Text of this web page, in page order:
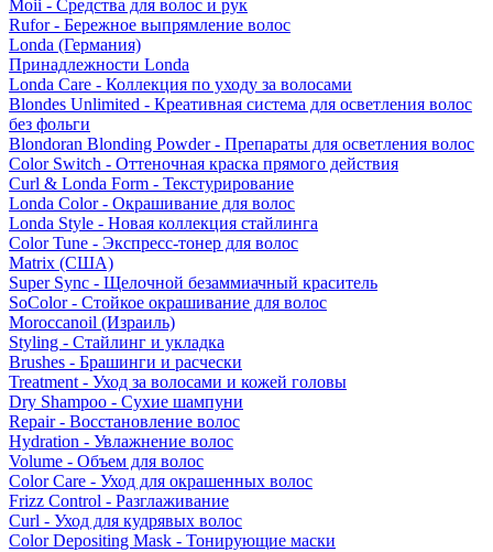
Moii - Средства для волос и рук
Rufor - Бережное выпрямление волос
Londa (Германия)
Принадлежности Londa
Londa Care - Коллекция по уходу за волосами
Blondes Unlimited - Креативная система для осветления волос
без фольги
Blondoran Blonding Powder - Препараты для осветления волос
Color Switch - Оттеночная краска прямого действия
Curl & Londa Form - Текстурирование
Londa Color - Окрашивание для волос
Londa Style - Новая коллекция стайлинга
Color Tune - Экспресс-тонер для волос
Matrix (США)
Super Sync - Щелочной безаммиачный краситель
SoColor - Стойкое окрашивание для волос
Moroccanoil (Израиль)
Styling - Стайлинг и укладка
Brushes - Брашинги и расчески
Treatment - Уход за волосами и кожей головы
Dry Shampoo - Сухие шампуни
Repair - Восстановление волос
Hydration - Увлажнение волос
Volume - Объем для волос
Color Care - Уход для окрашенных волос
Frizz Control - Разглаживание
Curl - Уход для кудрявых волос
Color Depositing Mask - Тонирующие маски